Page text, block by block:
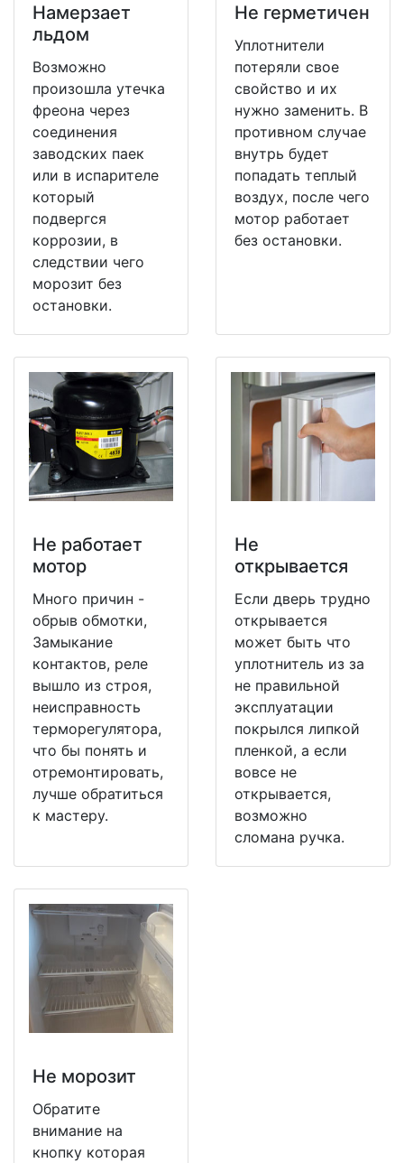
Намерзает
льдом
Возможно
произошла утечка
фреона через
соединения
заводских паек
или в испарителе
который
подвергся
коррозии, в
следствии чего
морозит без
остановки.
Не герметичен
Уплотнители
потеряли свое
свойство и их
нужно заменить. В
противном случае
внутрь будет
попадать теплый
воздух, после чего
мотор работает
без остановки.
Не работает
мотор
Много причин -
обрыв обмотки,
Замыкание
контактов, реле
вышло из строя,
неисправность
терморегулятора,
что бы понять и
отремонтировать,
лучше обратиться
к мастеру.
Не
открывается
Если дверь трудно
открывается
может быть что
уплотнитель из за
не правильной
эксплуатации
покрылся липкой
пленкой, а если
вовсе не
открывается,
возможно
сломана ручка.
Не морозит
Обратите
внимание на
кнопку которая